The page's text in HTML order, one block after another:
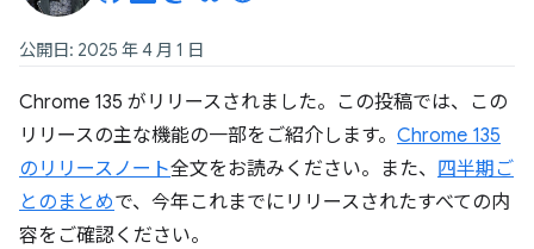
公開日: 2025 年 4 月 1 日
Chrome 135 がリリースされました。この投稿では、この
リリースの主な機能の一部をご紹介します。 Chrome 135
のリリースノート全文をお読みください。また、 四半期ご
とのまとめで、今年これまでにリリースされたすべての内
容をご確認ください。